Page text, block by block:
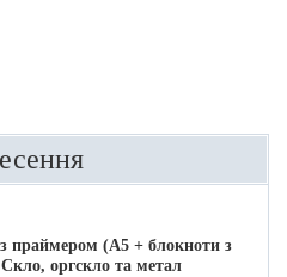
праймером (А5 + блокноти з
оргскло та метал